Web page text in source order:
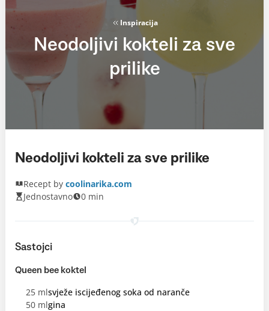
Inspiracija
Neodoljivi kokteli za sve
prilike
Neodoljivi kokteli za sve prilike
Recept by coolinarika.com
Jednostavno
0 min
Sastojci
Queen bee koktel
25 mlsvježe iscijeđenog soka od naranče
50 mlgina